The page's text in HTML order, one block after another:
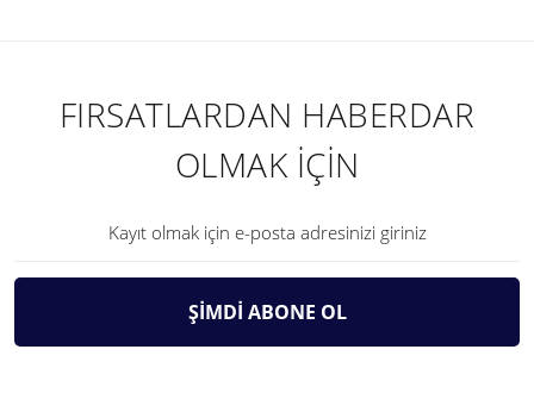
FIRSATLARDAN HABERDAR
OLMAK İÇİN
ŞİMDİ ABONE OL